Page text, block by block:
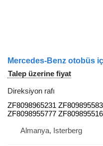
Talep üzerine fiyat
Direksiyon rafı
ZF8098965231
ZF8098955777
Almanya, Isterberg